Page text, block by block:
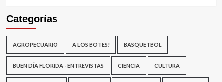
Categorías
AGROPECUARIO A LOS BOTES! BASQUETBOL
BUEN DÍA FLORIDA - ENTREVISTAS CIENCIA CULTURA